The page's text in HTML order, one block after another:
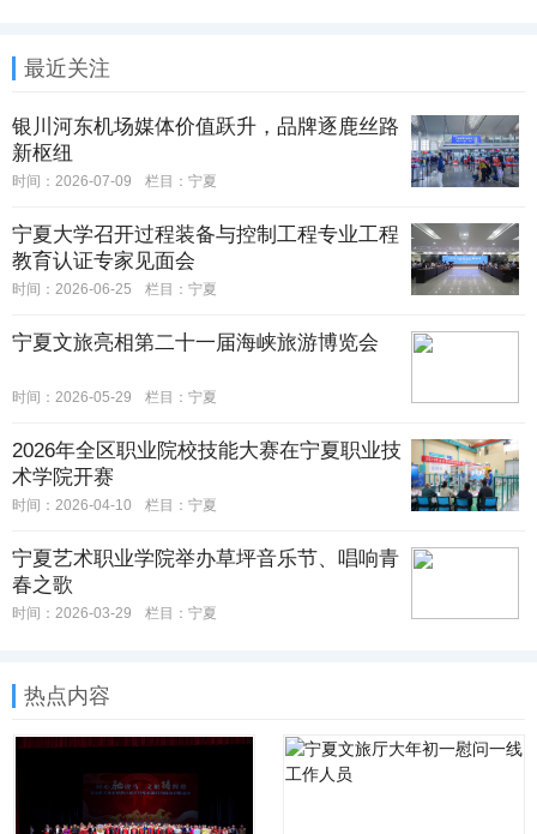
最近关注
银川河东机场媒体价值跃升，品牌逐鹿丝路
新枢纽
时间：2026-07-09 栏目： 宁夏
宁夏大学召开过程装备与控制工程专业工程
教育认证专家见面会
时间：2026-06-25 栏目： 宁夏
宁夏文旅亮相第二十一届海峡旅游博览会
时间：2026-05-29 栏目： 宁夏
2026年全区职业院校技能大赛在宁夏职业技
术学院开赛
时间：2026-04-10 栏目： 宁夏
宁夏艺术职业学院举办草坪音乐节、唱响青
春之歌
时间：2026-03-29 栏目： 宁夏
热点内容